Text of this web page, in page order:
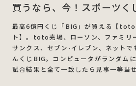
買うなら、今！スポーツく
最高6億円くじ「BIG」が買える【toto
ト】。toto売場、ローソン、ファミリ
サンクス、セブン-イレブン、ネットで
んくじBIG。コンピュータがランダム
試合結果と全て一致したら見事一等当